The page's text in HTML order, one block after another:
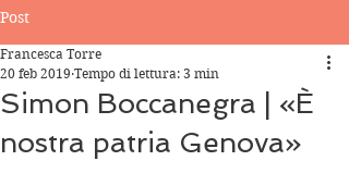
Post
Simon Boccanegra | «È
nostra patria Genova»
Francesca Torre
20 feb 2019 Tempo di lettura: 3 min